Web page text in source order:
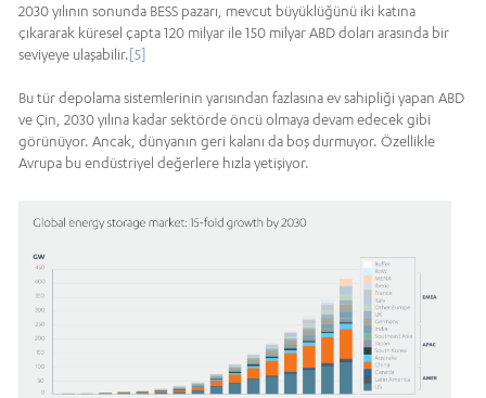
2030 yılının sonunda BESS pazarı, mevcut büyüklüğünü iki katına
çıkararak küresel çapta 120 milyar ile 150 milyar ABD doları arasında bir
seviyeye ulaşabilir.[5]
Bu tür depolama sistemlerinin yarısından fazlasına ev sahipliği yapan ABD
ve Çin, 2030 yılına kadar sektörde öncü olmaya devam edecek gibi
görünüyor. Ancak, dünyanın geri kalanı da boş durmuyor. Özellikle
Avrupa bu endüstriyel değerlere hızla yetişiyor.